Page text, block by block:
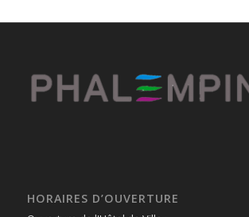
HORAIRES D’OUVERTURE